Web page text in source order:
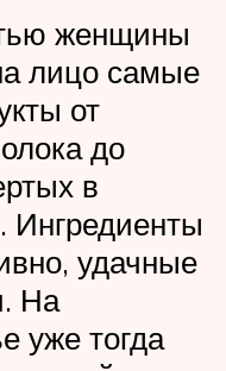
женщины
лицо самые
от
до
в
Ингредиенты
удачные
На
уже тогда